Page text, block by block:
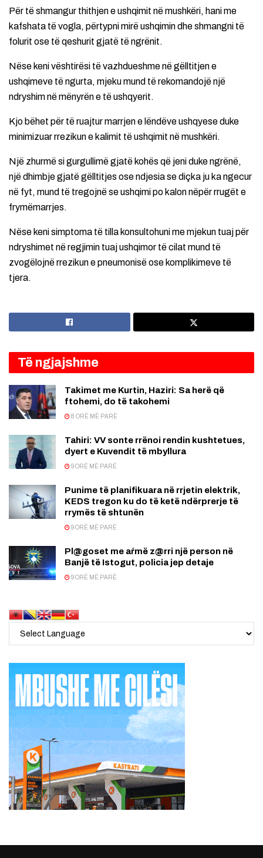
Për të shmangur thithjen e ushqimit në mushkëri, hani me
kafshata të vogla, përtypni mirë ushqimin dhe shmangni të
folurit ose të qeshurit gjatë të ngrënit.
Nëse keni vështirësi të vazhdueshme në gëlltitjen e
ushqimeve të ngurta, mjeku mund të rekomandojë një
ndryshim në mënyrën e të ushqyerit.
Kjo bëhet për të ruajtur marrjen e lëndëve ushqyese duke
minimizuar rrezikun e kalimit të ushqimit në mushkëri.
Një zhurmë si gurgullimë gjatë kohës që jeni duke ngrënë,
një dhimbje gjatë gëlltitjes ose ndjesia se diçka ju ka ngecur
në fyt, mund të tregojnë se ushqimi po kalon nëpër rrugët e
frymëmarrjes.
Nëse keni simptoma të tilla konsultohuni me mjekun tuaj për
ndryshimet në regjimin tuaj ushqimor të cilat mund të
zvogëlojnë rrezikun e pneumonisë ose komplikimeve të
tjera.
Të ngjajshme
Takimet me Kurtin, Haziri: Sa herë që
ftohemi, do të takohemi
8 ORË MË PARË
Tahiri: VV sonte rrënoi rendin kushtetues,
dyert e Kuvendit të mbyllura
9 ORË MË PARË
Punime të planifikuara në rrjetin elektrik,
KEDS tregon ku do të ketë ndërprerje të
rrymës të shtunën
9 ORË MË PARË
Pl@goset me aŕmë z@rri një person në
Banjë të Istogut, policia jep detaje
9 ORË MË PARË